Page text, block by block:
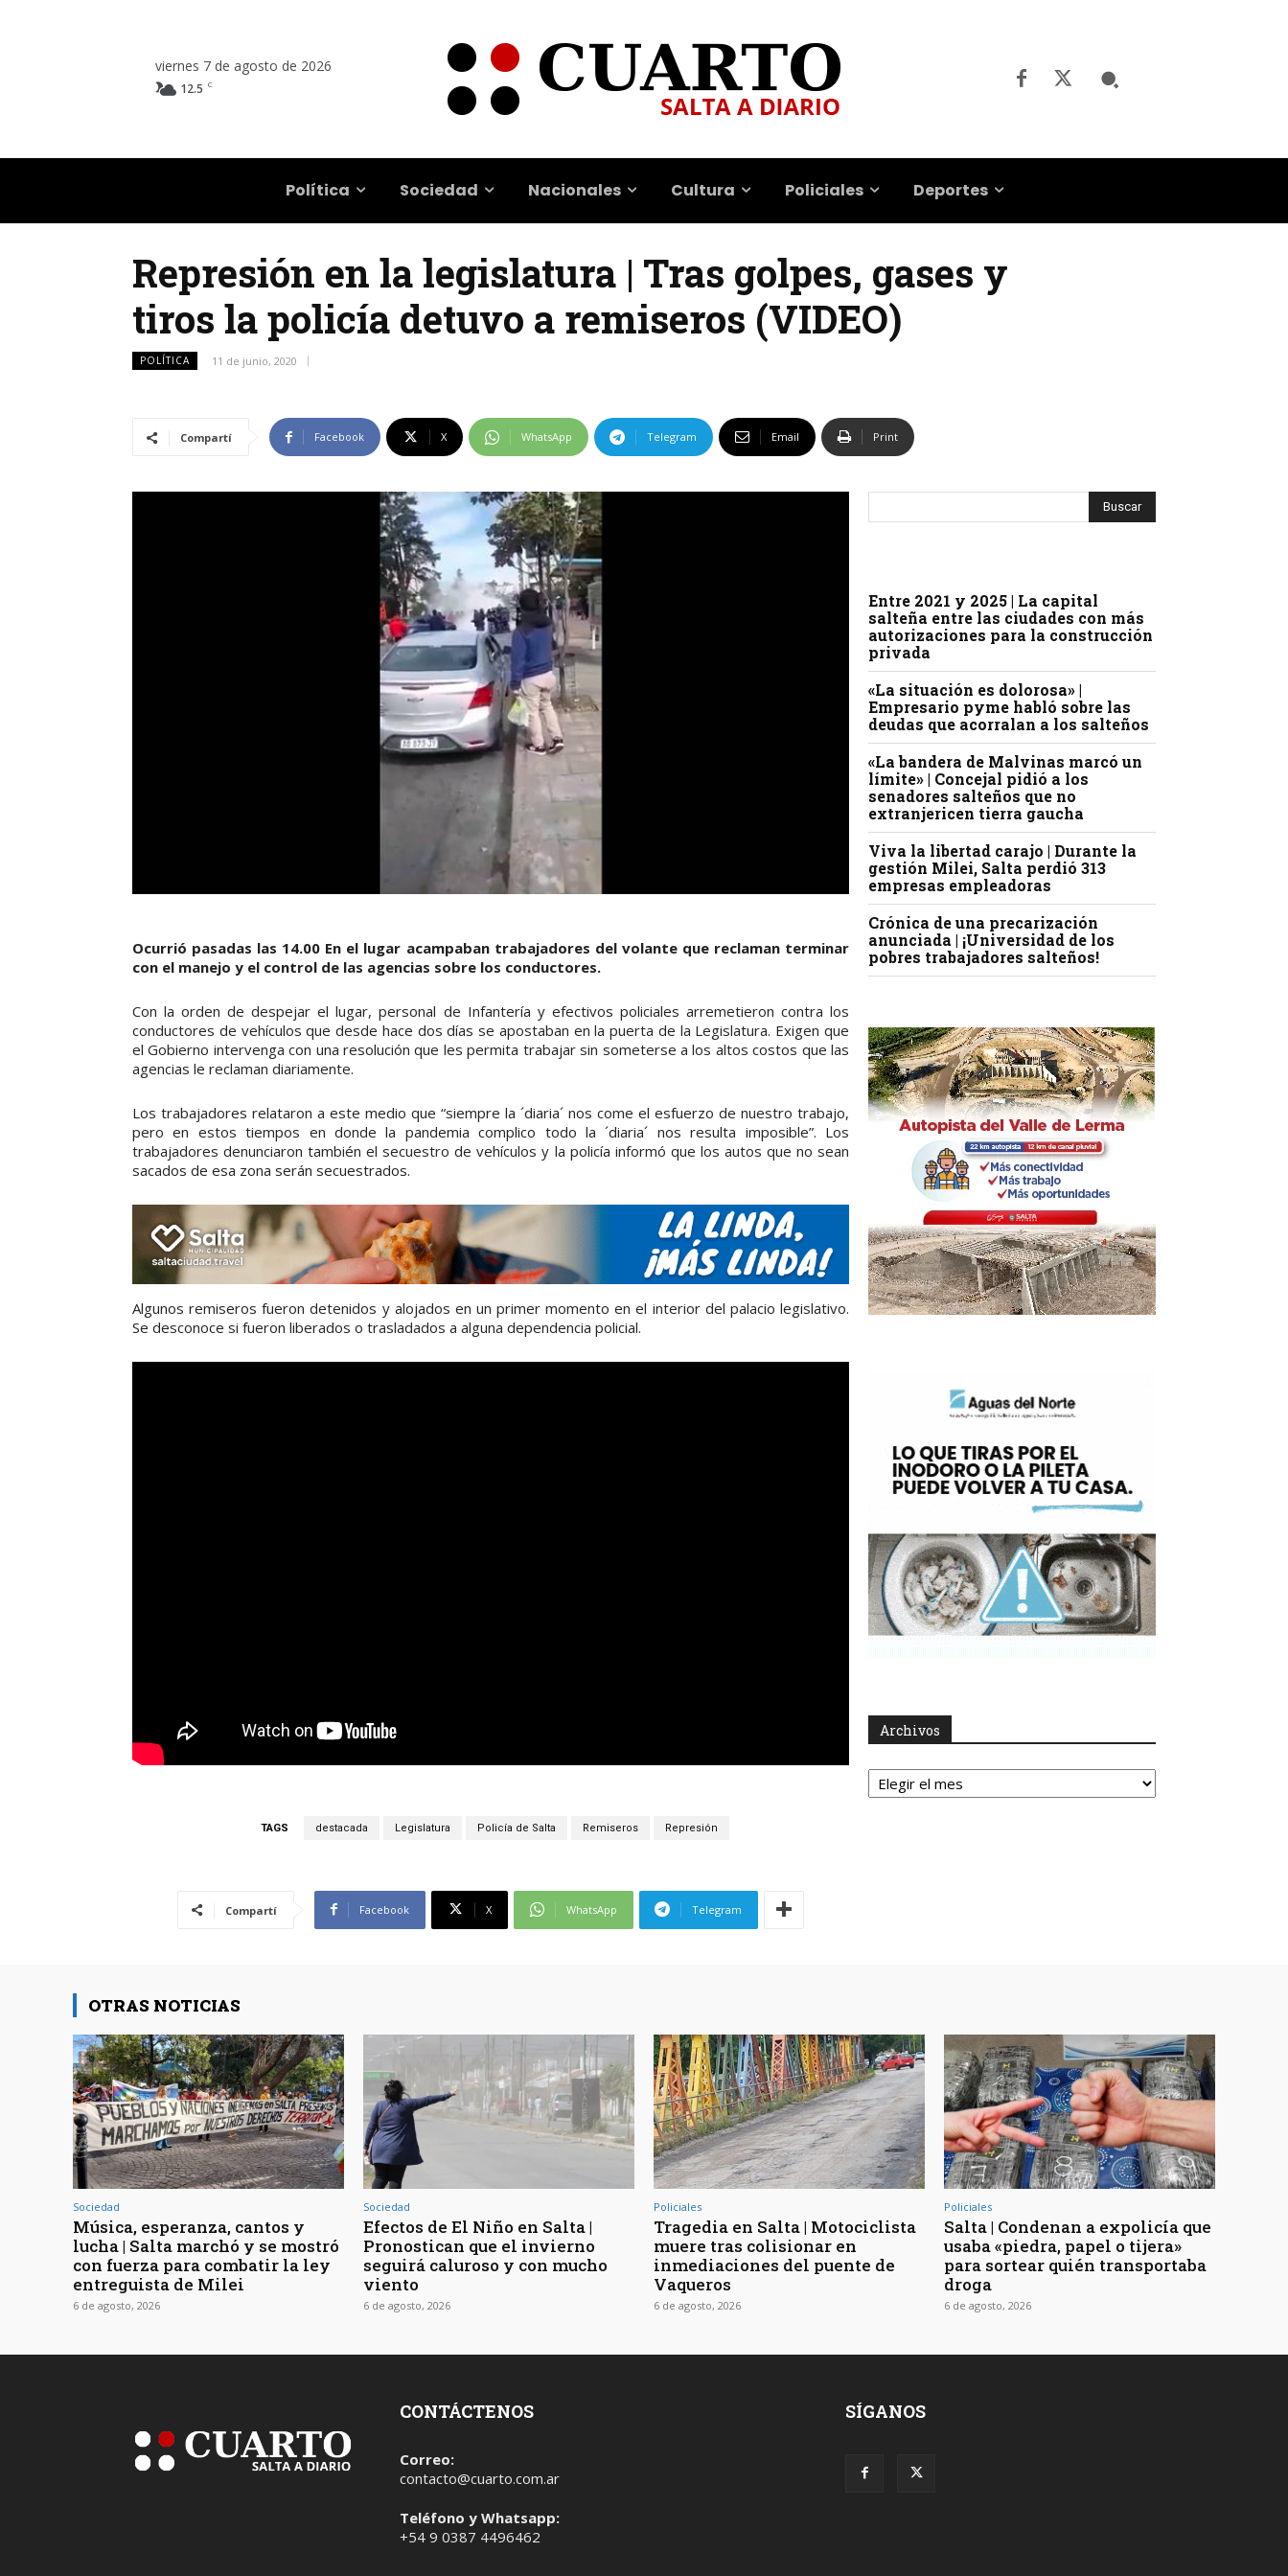
viernes 7 de agosto de 2026
12.5 C
Política Sociedad Nacionales Cultura Policiales Deportes
Represión en la legislatura | Tras golpes, gases y
tiros la policía detuvo a remiseros (VIDEO)
POLÍTICA 11 de junio, 2020
Compartí Facebook X WhatsApp Telegram Email Print
Ocurrió pasadas las 14.00 En el lugar acampaban trabajadores del volante que reclaman terminar
con el manejo y el control de las agencias sobre los conductores.
Con la orden de despejar el lugar, personal de Infantería y efectivos policiales arremetieron contra los
conductores de vehículos que desde hace dos días se apostaban en la puerta de la Legislatura. Exigen que
el Gobierno intervenga con una resolución que les permita trabajar sin someterse a los altos costos que las
agencias le reclaman diariamente.
Los trabajadores relataron a este medio que “siempre la ´diaria´ nos come el esfuerzo de nuestro trabajo,
pero en estos tiempos en donde la pandemia complico todo la ´diaria´ nos resulta imposible”. Los
trabajadores denunciaron también el secuestro de vehículos y la policía informó que los autos que no sean
sacados de esa zona serán secuestrados.
Algunos remiseros fueron detenidos y alojados en un primer momento en el interior del palacio legislativo.
Se desconoce si fueron liberados o trasladados a alguna dependencia policial.
TAGS destacada Legislatura Policía de Salta Remiseros Represión
Compartí Facebook X WhatsApp Telegram
Entre 2021 y 2025 | La capital
salteña entre las ciudades con más
autorizaciones para la construcción
privada
«La situación es dolorosa» |
Empresario pyme habló sobre las
deudas que acorralan a los salteños
«La bandera de Malvinas marcó un
límite» | Concejal pidió a los
senadores salteños que no
extranjericen tierra gaucha
Viva la libertad carajo | Durante la
gestión Milei, Salta perdió 313
empresas empleadoras
Crónica de una precarización
anunciada | ¡Universidad de los
pobres trabajadores salteños!
Archivos
Archivos
OTRAS NOTICIAS
Sociedad
Música, esperanza, cantos y
lucha | Salta marchó y se mostró
con fuerza para combatir la ley
entreguista de Milei
6 de agosto, 2026
Sociedad
Efectos de El Niño en Salta |
Pronostican que el invierno
seguirá caluroso y con mucho
viento
6 de agosto, 2026
Policiales
Tragedia en Salta | Motociclista
muere tras colisionar en
inmediaciones del puente de
Vaqueros
6 de agosto, 2026
Policiales
Salta | Condenan a expolicía que
usaba «piedra, papel o tijera»
para sortear quién transportaba
droga
6 de agosto, 2026
CONTÁCTENOS
Correo:
contacto@cuarto.com.ar
Teléfono y Whatsapp:
+54 9 0387 4496462
SÍGANOS